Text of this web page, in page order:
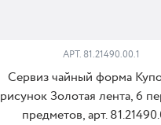
АРТ. 81.21490.00.1
Сервиз чайный форма
рисунок Золотая лента, 6
предметов, арт.